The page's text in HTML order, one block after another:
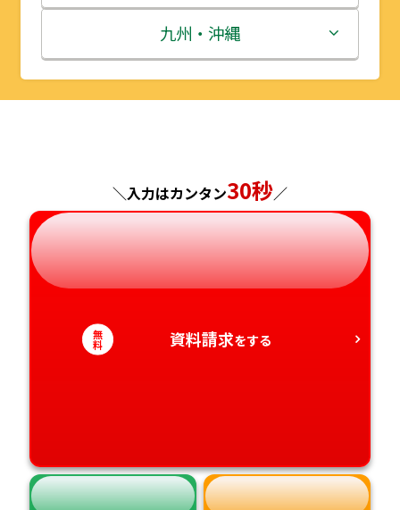
秋田県
山形県
埼玉県
千葉県
神奈川県
石川県
福井県
岐阜県
静岡県
愛知県
滋賀県
京都府
奈良県
和歌山県
鳥取県
島根県
山口県
徳島県
香川県
九州・沖縄
福岡県
長崎県
熊本県
大分県
宮崎県
＼入力はカンタン30秒／
無
料 資料請求をする